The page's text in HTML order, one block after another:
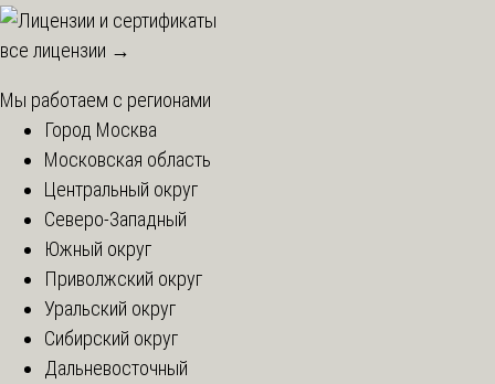
все лицензии →
Мы работаем с регионами
Город Москва
Московская область
Центральный округ
Северо-Западный
Южный округ
Приволжский округ
Уральский округ
Сибирский округ
Дальневосточный